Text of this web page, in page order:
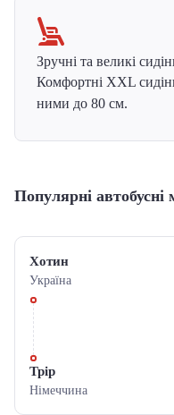
Зручні та великі
Комфортні XXL
ними до 80 см.
Популярні
Хотин
Україна
Трір
Німеччина